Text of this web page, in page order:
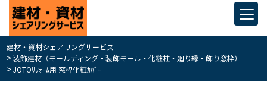
建材・資材シェアリングサービス
>装飾建材（モールディング・装飾モール・化粧柱・廻り縁・飾り窓枠）
>JOTOﾘﾌｫｰﾑ用 窓枠化粧ｶﾊﾞｰ